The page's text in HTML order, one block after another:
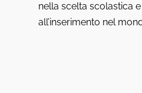
nella scelta scolastica
all’inserimento nel